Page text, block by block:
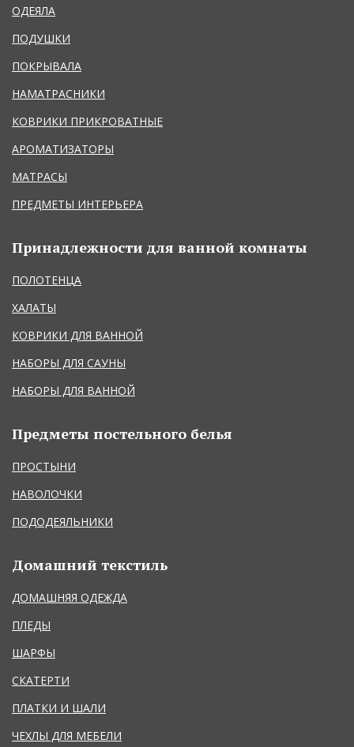
ОДЕЯЛА
ПОДУШКИ
ПОКРЫВАЛА
НАМАТРАСНИКИ
КОВРИКИ ПРИКРОВАТНЫЕ
АРОМАТИЗАТОРЫ
МАТРАСЫ
ПРЕДМЕТЫ ИНТЕРЬЕРА
Принадлежности для ванной комнаты
ПОЛОТЕНЦА
ХАЛАТЫ
КОВРИКИ ДЛЯ ВАННОЙ
НАБОРЫ ДЛЯ САУНЫ
НАБОРЫ ДЛЯ ВАННОЙ
Предметы постельного белья
ПРОСТЫНИ
НАВОЛОЧКИ
ПОДОДЕЯЛЬНИКИ
Домашний текстиль
ДОМАШНЯЯ ОДЕЖДА
ПЛЕДЫ
ШАРФЫ
СКАТЕРТИ
ПЛАТКИ И ШАЛИ
ЧЕХЛЫ ДЛЯ МЕБЕЛИ